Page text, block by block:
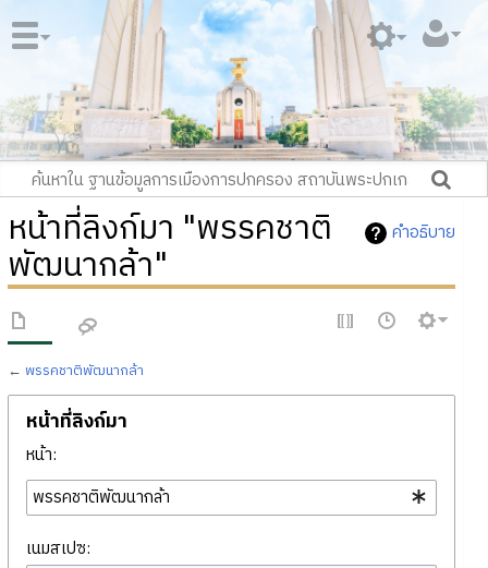
คำอธิบาย
หน้าที่ลิงก์มา "พรรคชาติ
พัฒนากล้า"
← พรรคชาติพัฒนากล้า
หน้าที่ลิงก์มา
หน้า:
เนมสเปซ: